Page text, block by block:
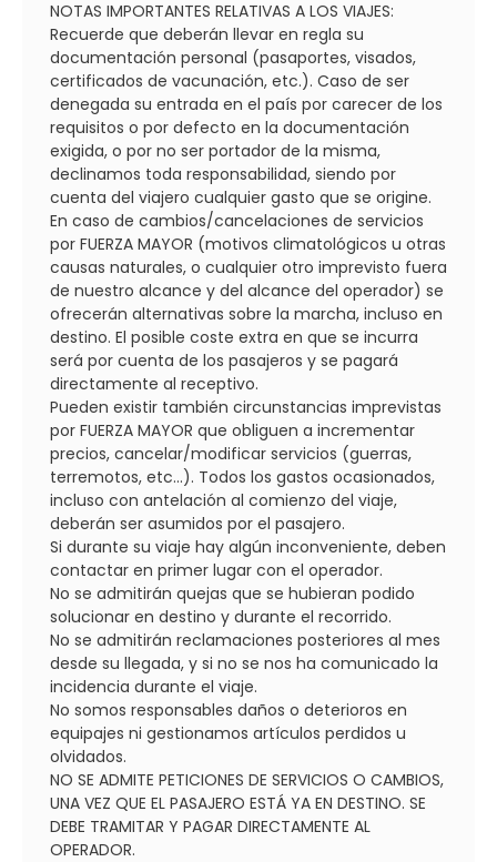
NOTAS IMPORTANTES RELATIVAS A LOS VIAJES:
Recuerde que deberán llevar en regla su
documentación personal (pasaportes, visados,
certificados de vacunación, etc.). Caso de ser
denegada su entrada en el país por carecer de los
requisitos o por defecto en la documentación
exigida, o por no ser portador de la misma,
declinamos toda responsabilidad, siendo por
cuenta del viajero cualquier gasto que se origine.
En caso de cambios/cancelaciones de servicios
por FUERZA MAYOR (motivos climatológicos u otras
causas naturales, o cualquier otro imprevisto fuera
de nuestro alcance y del alcance del operador) se
ofrecerán alternativas sobre la marcha, incluso en
destino. El posible coste extra en que se incurra
será por cuenta de los pasajeros y se pagará
directamente al receptivo.
Pueden existir también circunstancias imprevistas
por FUERZA MAYOR que obliguen a incrementar
precios, cancelar/modificar servicios (guerras,
terremotos, etc...). Todos los gastos ocasionados,
incluso con antelación al comienzo del viaje,
deberán ser asumidos por el pasajero.
Si durante su viaje hay algún inconveniente, deben
contactar en primer lugar con el operador.
No se admitirán quejas que se hubieran podido
solucionar en destino y durante el recorrido.
No se admitirán reclamaciones posteriores al mes
desde su llegada, y si no se nos ha comunicado la
incidencia durante el viaje.
No somos responsables daños o deterioros en
equipajes ni gestionamos artículos perdidos u
olvidados.
NO SE ADMITE PETICIONES DE SERVICIOS O CAMBIOS,
UNA VEZ QUE EL PASAJERO ESTÁ YA EN DESTINO. SE
DEBE TRAMITAR Y PAGAR DIRECTAMENTE AL
OPERADOR.